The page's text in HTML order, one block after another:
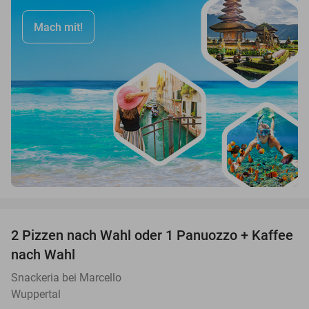
Mach mit!
54%
2 Pizzen nach Wahl oder 1 Panuozzo + Kaffee
nach Wahl
Snackeria bei Marcello
Wuppertal